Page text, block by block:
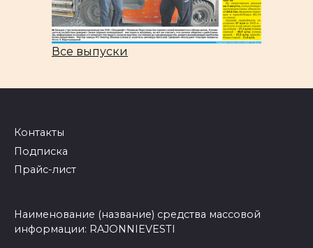
Все выпуски
Контакты
Подписка
Прайс-лист
Наименование (название) средства массовой
информации: RAJONNIEVESTI